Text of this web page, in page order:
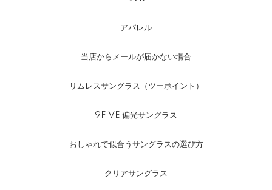
アパレル
当店からメールが届かない場合
リムレスサングラス（ツーポイント）
9FIVE 偏光サングラス
おしゃれで似合うサングラスの選び方
クリアサングラス